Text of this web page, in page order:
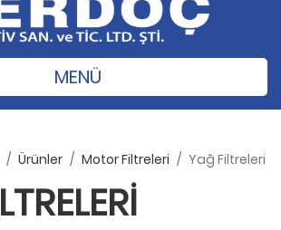
MENÜ
Ürünler Motor Filtreleri Yağ Filtreleri